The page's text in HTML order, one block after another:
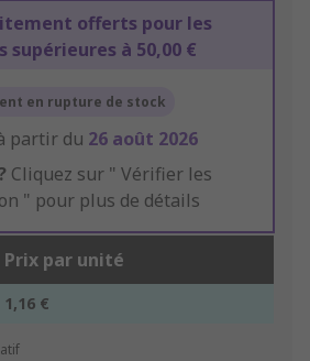
offerts pour les
supérieures à 50,00 €
en rupture de stock
partir du 26 août 2026
Cliquez sur " Vérifier les
" pour plus de détails
Prix par unité
1,16 €